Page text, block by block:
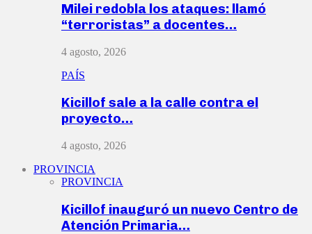
Milei redobla los ataques: llamó
“terroristas” a docentes…
4 agosto, 2026
PAÍS
Kicillof sale a la calle contra el
proyecto…
4 agosto, 2026
PROVINCIA
PROVINCIA
Kicillof inauguró un nuevo Centro de
Atención Primaria…